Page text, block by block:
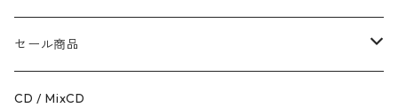
BOTTOMS
GOODS
COFFEE
MR.OLIVE
RACAL
セール商品
OUTER
CD / MixCD